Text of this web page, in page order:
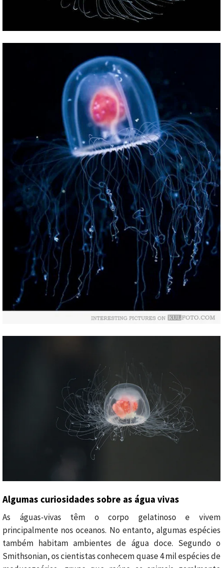
Algumas curiosidades sobre as água vivas
As águas-vivas têm o corpo gelatinoso e vivem
principalmente nos oceanos. No entanto, algumas espécies
também habitam ambientes de água doce. Segundo o
Smithsonian, os cientistas conhecem quase 4 mil espécies de